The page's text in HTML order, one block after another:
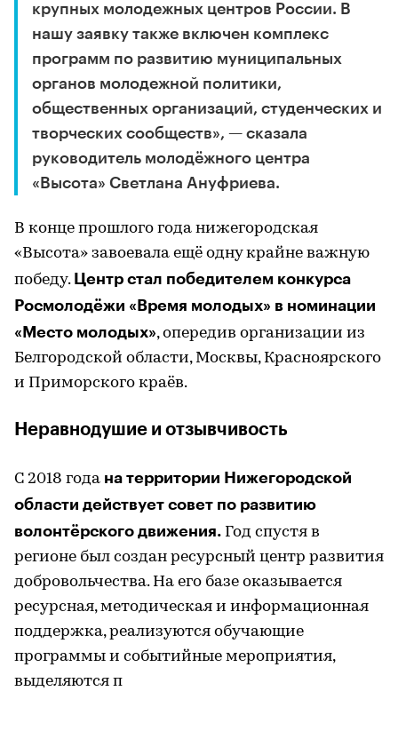
крупных молодежных центров России. В
нашу заявку также включен комплекс
программ по развитию муниципальных
органов молодежной политики,
общественных организаций, студенческих и
творческих сообществ», — сказала
руководитель молодёжного центра
«Высота» Светлана Ануфриева.
В конце прошлого года нижегородская
«Высота» завоевала ещё одну крайне важную
победу. Центр стал победителем конкурса
Росмолодёжи «Время молодых» в номинации
«Место молодых», опередив организации из
Белгородской области, Москвы, Красноярского
и Приморского краёв.
Неравнодушие и отзывчивость
С 2018 года на территории Нижегородской
области действует совет по развитию
волонтёрского движения. Год спустя в
регионе был создан ресурсный центр развития
добровольчества. На его базе оказывается
ресурсная, методическая и информационная
поддержка, реализуются обучающие
программы и событийные мероприятия,
выделяются п